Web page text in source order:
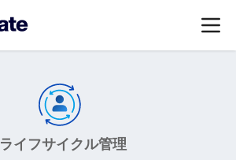
ライフサイクル管理